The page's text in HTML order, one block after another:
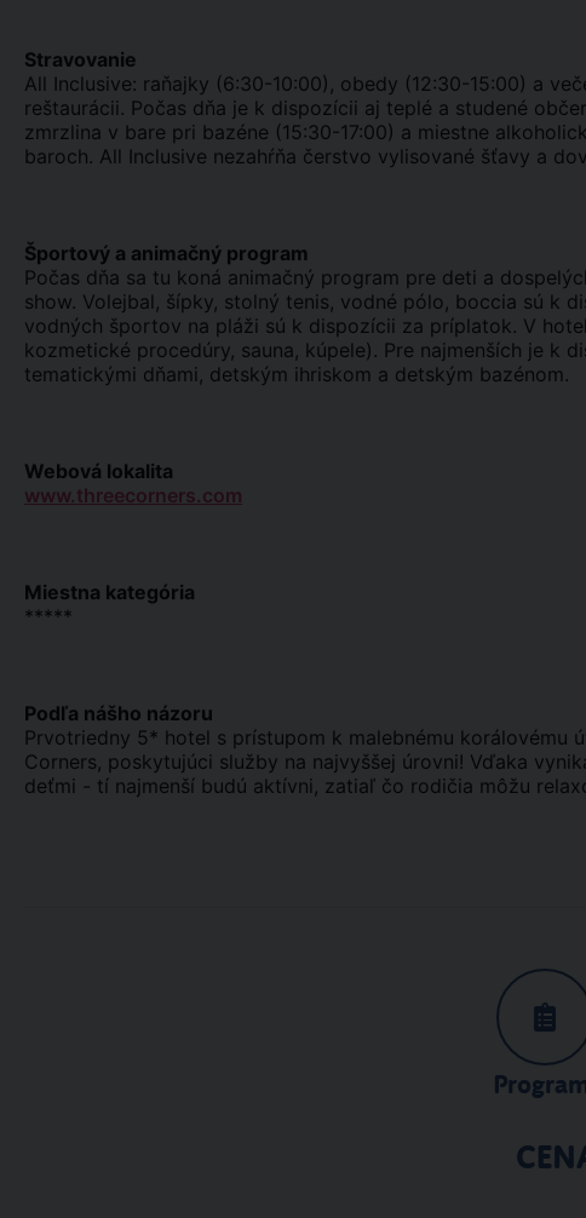
Stravovanie
All Inclusive: raňajky (6:30-10:00), obedy (12:30-15:00) a
reštaurácii. Počas dňa je k dispozícii aj teplé a studené
zmrzlina v bare pri bazéne (15:30-17:00) a miestne
baroch. All Inclusive nezahŕňa čerstvo vylisované šťavy a
Športový a animačný program
Počas dňa sa tu koná animačný program pre deti a
show. Volejbal, šípky, stolný tenis, vodné pólo, boccia sú k
vodných športov na pláži sú k dispozícii za príplatok. V
kozmetické procedúry, sauna, kúpele). Pre najmenších je k
tematickými dňami, detským ihriskom a detským bazénom.
Webová lokalita
www.threecorners.com
Miestna kategória
*****
Podľa nášho názoru
Prvotriedny 5* hotel s prístupom k malebnému korálovému
Corners, poskytujúci služby na najvyššej úrovni! Vďaka
deťmi - tí najmenší budú aktívni, zatiaľ čo rodičia môžu